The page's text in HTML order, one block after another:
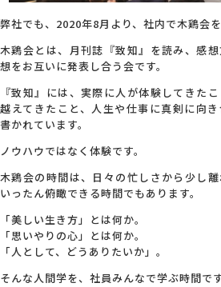
弊社でも、2020年8月より、社内で木鶏会を
木鶏会とは、月刊誌『致知』を読み、感
想をお互いに発表し合う会です。
『致知』には、実際に人が体験してきた
越えてきたこと、人生や仕事に真剣に向
書かれています。
ノウハウではなく体験です。
木鶏会の時間は、日々の忙しさから少し
いったん俯瞰できる時間でもあります。
「美しい生き方」とは何か。
「思いやりの心」とは何か。
「人として、どうありたいか」。
そんな人間学を、社員みんなで学ぶ時間です